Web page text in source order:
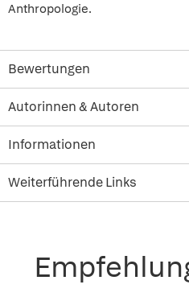
Anthropologie.
Bewertungen
Autorinnen & Autoren
Informationen
Weiterführende Links